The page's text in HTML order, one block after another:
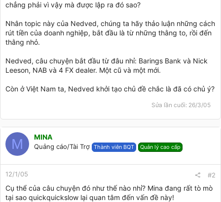
chẳng phải vì vậy mà được lập ra đó sao?
Nhân topic này của Nedved, chúng ta hãy thảo luận những cách
rút tiền của doanh nghiệp, bắt đầu là từ những thằng to, rồi đến
thằng nhỏ.
Nedved, câu chuyện bắt đầu từ đâu nhỉ: Barings Bank và Nick
Leeson, NAB và 4 FX dealer. Một cũ và một mới.
Còn ở Việt Nam ta, Nedved khởi tạo chủ đề chắc là đã có chủ ý?
Sửa lần cuối: 26/3/05
M MINA
Quảng cáo/Tài Trợ Thành viên BQT Quản lý cao cấp
12/1/05 #2
Cụ thể của câu chuyện đó như thế nào nhỉ? Mina đang rất tò mò
tại sao quickquickslow lại quan tâm đến vấn đề này!